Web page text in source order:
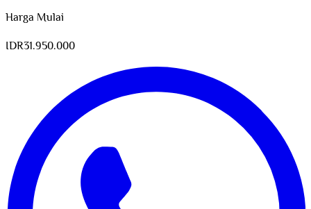
Harga Mulai
IDR31.950.000